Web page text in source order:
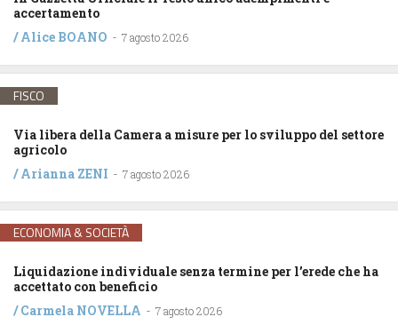
accertamento
/Alice BOANO - 7 agosto 2026
FISCO
Via libera della Camera a misure per lo sviluppo del settore
agricolo
/Arianna ZENI - 7 agosto 2026
ECONOMIA & SOCIETÀ
Liquidazione individuale senza termine per l’erede che ha
accettato con beneficio
/Carmela NOVELLA - 7 agosto 2026